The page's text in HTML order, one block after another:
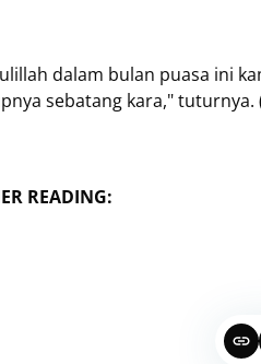
dalam bulan puasa ini
sebatang kara," tuturnya.
READING: